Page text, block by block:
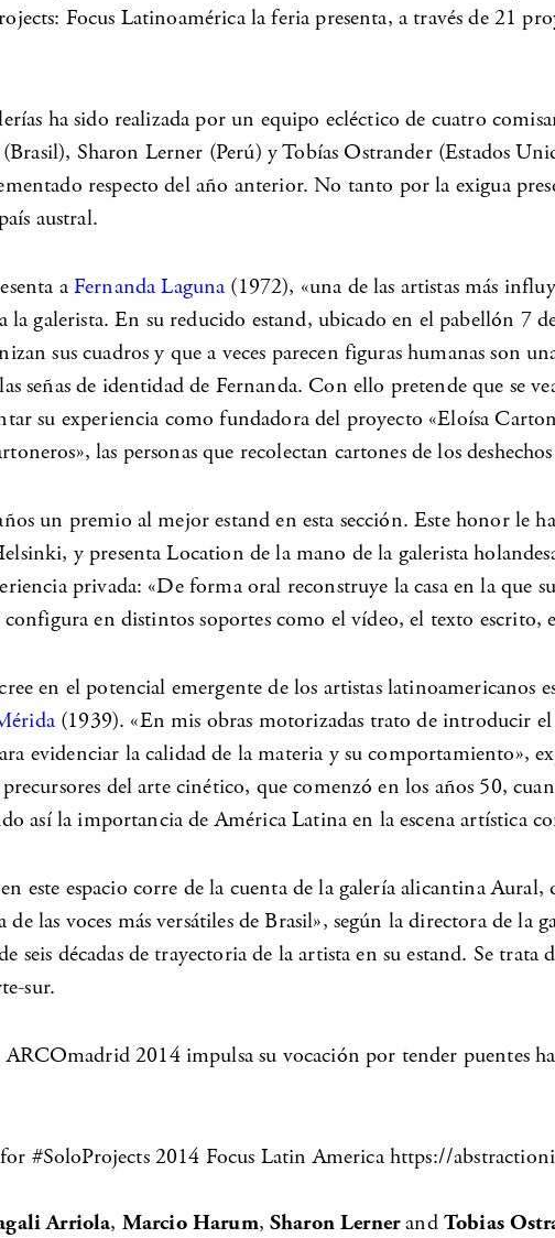
Focus Latinoamérica la feria presenta, a través de 21
ha sido realizada por un equipo ecléctico de cuatro
Sharon Lerner (Perú) y Tobías Ostrander (Estados
respecto del año anterior. No tanto por la exigua
austral.
aFernanda Laguna (1972), «una de las artistas más
la galerista. En su reducido estand, ubicado en el pabellón 7
sus cuadros y que a veces parecen figuras humanas son
señas de identidad de Fernanda. Con ello pretende que se
su experiencia como fundadora del proyecto «Eloísa
las personas que recolectan cartones de los
un premio al mejor estand en esta sección. Este honor
y presenta Location de la mano de la galerista
privada: «De forma oral reconstruye la casa en la
configura en distintos soportes como el vídeo, el texto
en el potencial emergente de los artistas latinoamericanos
(1939). «En mis obras motorizadas trato de introducir
evidenciar la calidad de la materia y su comportamiento»,
precursores del arte cinético, que comenzó en los años 50,
así la importancia de América Latina en la escena artística
este espacio corre de la cuenta de la galería alicantinaAural,
las voces más versátiles de Brasil», según la directora de
seis décadas de trayectoria de la artista en su estand. Se
sur.
2014 impulsa su vocación por tender puentes
#SoloProjects 2014 Focus Latin America https://
Arriola, Marcio Harum, Sharon Lernerand Tobias